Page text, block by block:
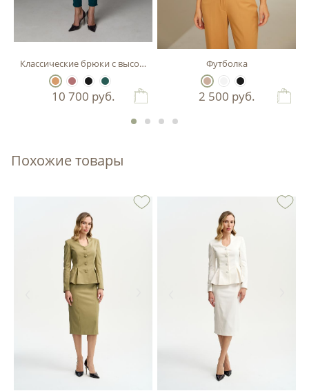
Классические брюки с высокой посадкой
10 700 руб.
Футболка
2 500 руб.
Похожие товары